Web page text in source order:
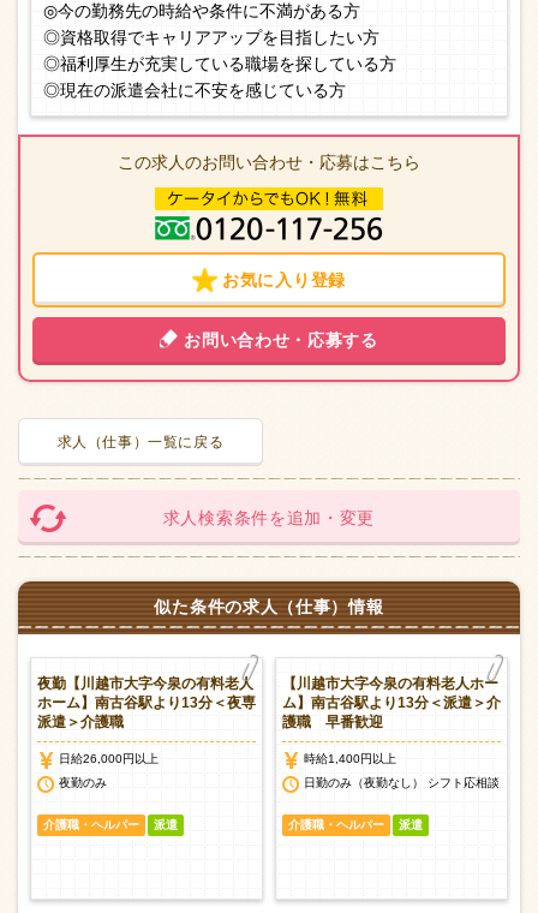
◎今の勤務先の時給や条件に不満がある方
◎資格取得でキャリアアップを目指したい方
◎福利厚生が充実している職場を探している方
◎現在の派遣会社に不安を感じている方
この求人のお問い合わせ・応募はこちら
お気に入り登録
お問い合わせ・応募する
求人（仕事）一覧に戻る
求人検索条件を追加・変更
似た条件の求人（仕事）情報
夜勤【川越市大字今泉の有料老人
ホーム】南古谷駅より13分＜夜専
派遣＞介護職
日給26,000円以上
夜勤のみ
介護職・ヘルパー 派遣
【川越市大字今泉の有料老人ホー
ム】南古谷駅より13分＜派遣＞介
護職 早番歓迎
時給1,400円以上
日勤のみ（夜勤なし） シフト応相談
介護職・ヘルパー 派遣